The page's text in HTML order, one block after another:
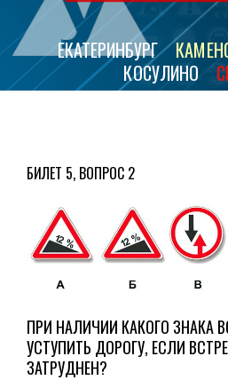
ЕКАТЕРИНБУРГ
КОСУЛИНО
БИЛЕТ 5, ВОПРОС 2
ПРИ НАЛИЧИИ КАКОГО ЗНАКА
УСТУПИТЬ ДОРОГУ, ЕСЛИ
ЗАТРУДНЕН?